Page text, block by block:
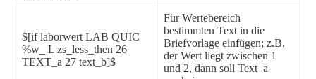
$[if laborwert LAB QUIC
%w_ L zs_less_then 26
TEXT_a 27 text_b]$
Für Wertebereich
bestimmten Text in die
Briefvorlage einfügen; z.B.
der Wert liegt zwischen 1
und 2, dann soll Text_a